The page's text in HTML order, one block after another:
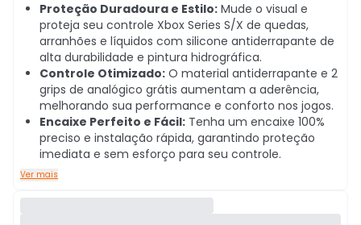
Proteção Duradoura e Estilo: Mude o visual e
proteja seu controle Xbox Series S/X de quedas,
arranhões e líquidos com silicone antiderrapante de
alta durabilidade e pintura hidrográfica.
Controle Otimizado: O material antiderrapante e 2
grips de analógico grátis aumentam a aderência,
melhorando sua performance e conforto nos jogos.
Encaixe Perfeito e Fácil: Tenha um encaixe 100%
preciso e instalação rápida, garantindo proteção
imediata e sem esforço para seu controle.
Ver mais